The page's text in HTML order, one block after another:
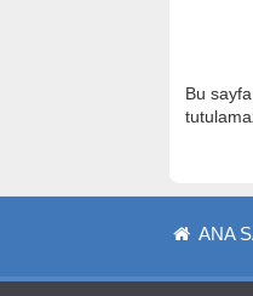
Bu
ANA